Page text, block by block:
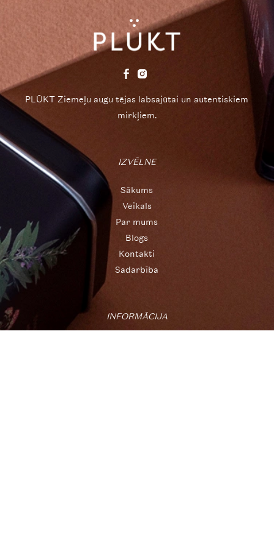
PLŪKT Ziemeļu augu tējas labsajūtai un autentiskiem
mirkļiem.
IZVĒLNE
Sākums
Veikals
Par mums
Blogs
Kontakti
Sadarbība
INFORMĀCIJA